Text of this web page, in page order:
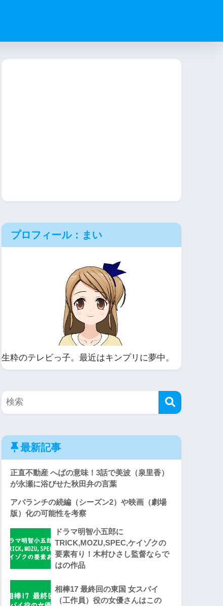
プロフィール：まい
生粋のテレビっ子。最近はキンプリに夢中。
最新記事
正直不動産 へばの意味！3話で美波（泉里香）
が永瀬に浴びせた秋田弁の言葉
アバランチの続編（シーズン2）や映画（劇場
版）化の可能性を考察
ドラマ明智小五郎に
TRICK,MOZU,SPEC,ケイゾクの
要素有り！木村ひさし監督ならで
はの作品
相棒17 最終回の東国 女スパイ
（工作員）役の女優さんはこの